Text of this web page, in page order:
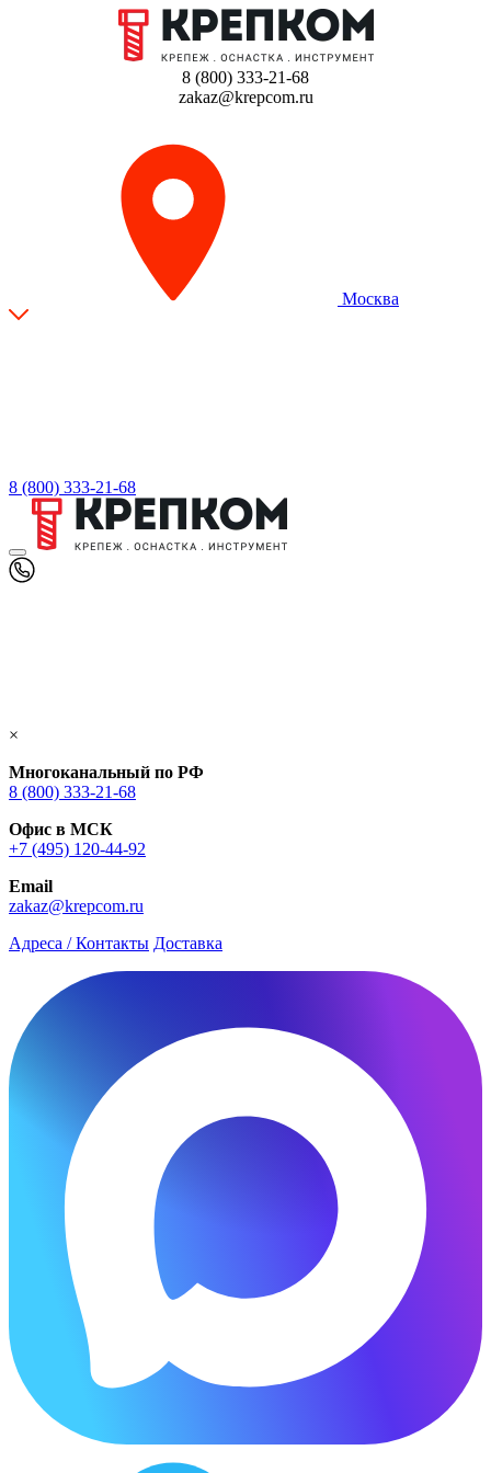
8 (800) 333-21-68
zakaz@krepcom.ru
Москва
8 (800) 333-21-68
×
Многоканальный по РФ
8 (800) 333‑21-68
Офис в МСК
+7 (495) 120-44-92
Email
zakaz@krepcom.ru
Адреса / Контакты Доставка